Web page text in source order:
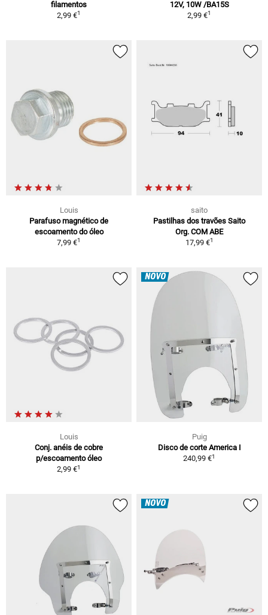
filamentos
2,99 €1
12V, 10W /BA15S
2,99 €1
Louis
Parafuso magnético de
escoamento do óleo
7,99 €1
saito
Pastilhas dos travões Saito
Org. COM ABE
17,99 €1
Louis
Conj. anéis de cobre
p/escoamento óleo
2,99 €1
NOVO
Puig
Disco de corte America I
240,99 €1
NOVO